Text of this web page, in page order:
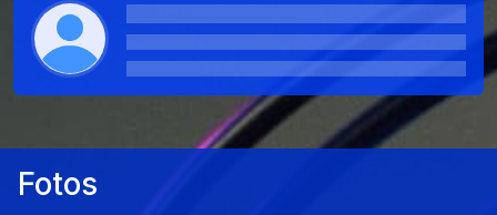
Fotos